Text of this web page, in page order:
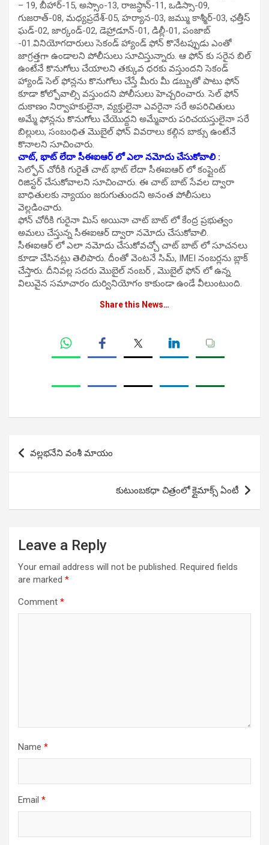
– 19, బీహార్-15, అస్సాం-13, రాజస్థాన్-11, ఒడిస్సా-09,
గుజరాత్-08, మధ్యప్రదేశ్-05, హర్యాన-03, జమ్ము కాశ్మీర్-03, ఛత్తీస్
ఘడ్-02, జార్కండ్-02, డెహ్రాడూన్-01, డిల్లీ-01, పంజాబ్
-01.వినియోగదారులు సెకండ్ హ్యాండ్ ఫోన్ కొనేటప్పుడు ఎంతో
జాగ్రత్తగా ఉండాలని పోలీసులు సూచిస్తున్నారు. ఆ ఫోన్ కు సరైన బిల్
ఉంటేనే కొనుగోలు చేయాలని తక్కువ ధరకు వస్తుందని సెకండ్
హ్యాండ్ సెల్ ఫోన్లను కొనుగోలు చేస్తే మీరు మీ డబ్బుతో పాటు ఫోన్
కూడా కోల్పోవాల్సి వస్తుందని పోలీసులు హెచ్చరించారు. సెల్ ఫోన్
దుకాణం నిర్వాహకులైనా, వ్యక్తులైనా ఎవరైనా సరే అపరిచితులు
అమ్మే ఫోన్లను కొనుగోలు చేయొద్దని అమ్మేవారు పరిచయస్తులైనా సరే
బిల్లులు, సంబంధిత మొబైల్ ఫోన్ వివరాలు కల్గిన బాక్సు ఉంటేనే
కొనాలని సూచించారు.
చాట్, భాట్ లేదా సీఈఐఆర్ లో ఎలా నమోదు చేసుకోవాలి :
సెల్ఫోన్ చోరీకి గురైతే చాట్ భాట్ లేదా సీఈఐఆర్ లో కంప్లైంట్
రిజిస్టర్ చేసుకోవాలని సూచించారు. ఈ చాట్ బాట్ సేవల ద్వారా
బాధితులకు న్యాయం జరుగుతుందని అనంత పోలీసులు
వెల్లడించారు.
ఫోన్ చోరీకి గురైనా మిస్ అయినా చాట్ బాట్ లో కేంద్ర ప్రభుత్వం
అమలు చేస్తున్న సీఈఐఆర్ ద్వారా నమోదు చేసుకోవాలి.
సీఈఐఆర్ లో ఎలా నమోదు చేసుకోవచ్చో చాట్ బాట్ లో సూచనలు
కూడా చేసినట్లు తెలిపారు. దీంతో వెంటనే సిమ్, IMEI నంబర్లను బ్లాక్
చేస్తారు. దీనివల్ల సదరు మొబైల్ నంబర్ , మొబైల్ ఫోన్ లో ఉన్న
విలువైన సమాచారం దుర్వినియోగం కాకుండా ఉండే వీలుంటుంది.
Share this News…
Post
navigation
వల్లభనేని వంశీ మాయం
కుటుంబకధా చిత్రంలో క్లైమాక్స్ ఏంటీ
Leave a Reply
Your email address will not be published. Required fields
are marked *
Comment *
Name *
Email *